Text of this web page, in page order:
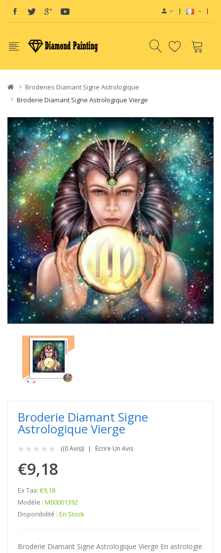
Vape E-LiquidVapor Starter
Broderies Diamant Signe Astrologique
Broderie Diamant Signe Astrologique Vierge
Broderie Diamant Signe
Astrologique Vierge
((0 Avis)) Écrire Un Avis
€9,18
Ex Tax: €9,18
Modèle : M00001392
Disponibilité : En Stock
Broderie Diamant Signe Astrologique Vierge En astrologie